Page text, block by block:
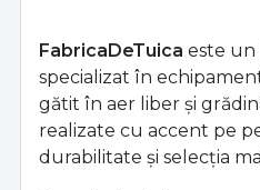
FabricaDeTuica este un
specializat în
gătit în aer liber și
realizate cu accent pe
durabilitate și selecția